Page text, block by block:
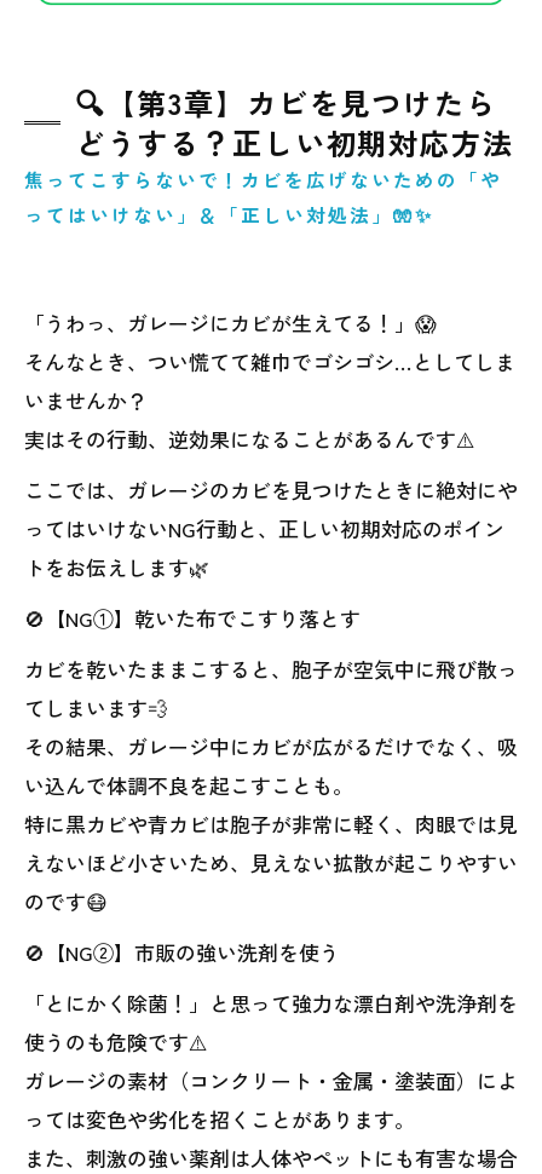
🔍【第3章】カビを見つけたら
どうする？正しい初期対応方法
焦ってこすらないで！カビを広げないための「や
ってはいけない」＆「正しい対処法」🧤✨
「うわっ、ガレージにカビが生えてる！」😱
そんなとき、つい慌てて雑巾でゴシゴシ…としてしま
いませんか？
実はその行動、逆効果になることがあるんです⚠️
ここでは、ガレージのカビを見つけたときに絶対にや
ってはいけないNG行動と、正しい初期対応のポイン
トをお伝えします🌿
🚫【NG①】乾いた布でこすり落とす
カビを乾いたままこすると、胞子が空気中に飛び散っ
てしまいます💨
その結果、ガレージ中にカビが広がるだけでなく、吸
い込んで体調不良を起こすことも。
特に黒カビや青カビは胞子が非常に軽く、肉眼では見
えないほど小さいため、見えない拡散が起こりやすい
のです😷
🚫【NG②】市販の強い洗剤を使う
「とにかく除菌！」と思って強力な漂白剤や洗浄剤を
使うのも危険です⚠️
ガレージの素材（コンクリート・金属・塗装面）によ
っては変色や劣化を招くことがあります。
また、刺激の強い薬剤は人体やペットにも有害な場合